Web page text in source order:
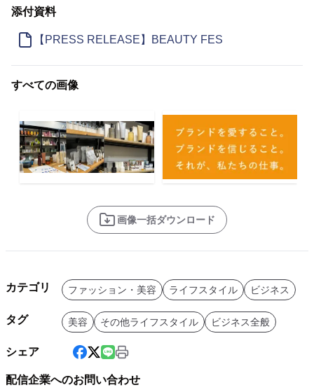
添付資料
【PRESS RELEASE】BEAUTY FES
すべての画像
画像一括ダウンロード
カテゴリ ファッション・美容 ライフスタイル ビジネス
タグ 美容 その他ライフスタイル ビジネス全般
シェア
配信企業へのお問い合わせ